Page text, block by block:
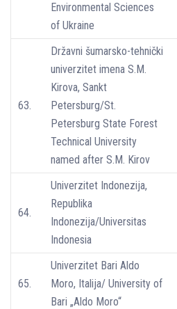
Environmental Sciences
of Ukraine
63.
Državni šumarsko-tehnički
univerzitet imena S.M.
Kirova, Sankt
Petersburg/St.
Petersburg State Forest
Technical University
named after S.M. Kirov
64.
Univerzitet Indonezija,
Republika
Indonezija/Universitas
Indonesia
65.
Univerzitet Bari Aldo
Moro, Italija/ University of
Bari „Aldo Moro“